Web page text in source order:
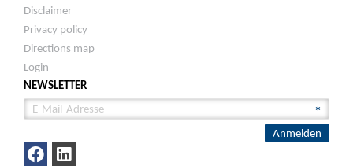
Disclaimer
Privacy policy
Directions map
Login
NEWSLETTER